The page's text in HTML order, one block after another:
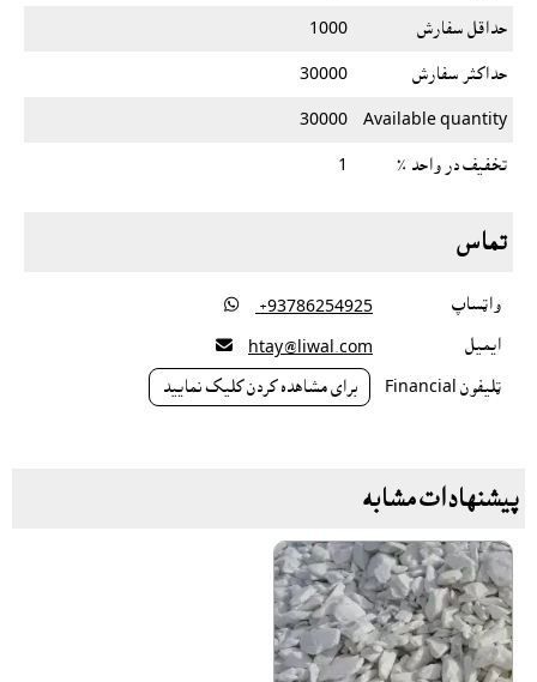
حداقل سفارش 1000
حداکثر سفارش 30000
Available quantity
30000
تخفیف در واحد ٪ 1
تماس
واټساپ ‎ +93786254925

ايميل htay@liwal.com

ټليفون Financial براى مشاهده کردن کليک نماييد
پیشنهادات مشابه